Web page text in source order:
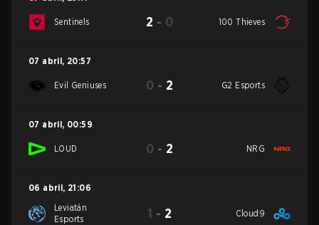
Sentinels 2 - 0 100 Thieves
07 abril, 20:57
Evil Geniuses 0 - 2 G2 Esports
07 abril, 00:59
LOUD 0 - 2 NRG
06 abril, 21:06
Leviatán
Esports
1 - 2 Cloud9